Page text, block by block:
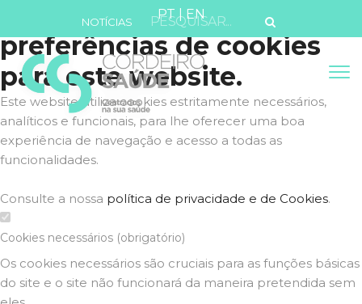
Defina as suas
preferências de cookies
para este website.
Este website utiliza cookies estritamente necessários,
analíticos e funcionais, para lhe oferecer uma boa
experiência de navegação e acesso a todas as
funcionalidades.
Consulte a nossa política de privacidade e de Cookies.
Cookies necessários (obrigatório)
Os cookies necessários são cruciais para as funções básicas
do site e o site não funcionará da maneira pretendida sem
PT| EN
NOTÍCIAS